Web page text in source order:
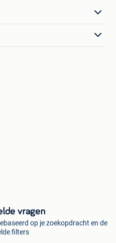
vragen
op je zoekopdracht en de
filters